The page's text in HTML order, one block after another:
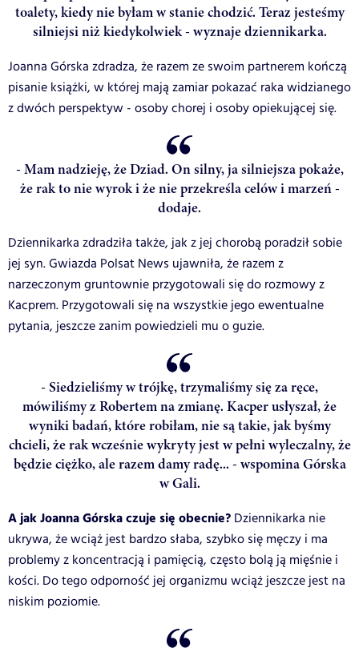
toalety, kiedy nie byłam w stanie chodzić. Teraz jesteśmy
silniejsi niż kiedykolwiek - wyznaje dziennikarka.
Joanna Górska zdradza, że razem ze swoim partnerem kończą
pisanie książki, w której mają zamiar pokazać raka widzianego
z dwóch perspektyw - osoby chorej i osoby opiekującej się.
- Mam nadzieję, że Dziad. On silny, ja silniejsza pokaże,
że rak to nie wyrok i że nie przekreśla celów i marzeń -
dodaje.
Dziennikarka zdradziła także, jak z jej chorobą poradził sobie
jej syn. Gwiazda Polsat News ujawniła, że razem z
narzeczonym gruntownie przygotowali się do rozmowy z
Kacprem. Przygotowali się na wszystkie jego ewentualne
pytania, jeszcze zanim powiedzieli mu o guzie.
- Siedzieliśmy w trójkę, trzymaliśmy się za ręce,
mówiliśmy z Robertem na zmianę. Kacper usłyszał, że
wyniki badań, które robiłam, nie są takie, jak byśmy
chcieli, że rak wcześnie wykryty jest w pełni wyleczalny, że
będzie ciężko, ale razem damy radę... - wspomina Górska
w Gali.
A jak Joanna Górska czuje się obecnie? Dziennikarka nie
ukrywa, że wciąż jest bardzo słaba, szybko się męczy i ma
problemy z koncentracją i pamięcią, często bolą ją mięśnie i
kości. Do tego odporność jej organizmu wciąż jeszcze jest na
niskim poziomie.